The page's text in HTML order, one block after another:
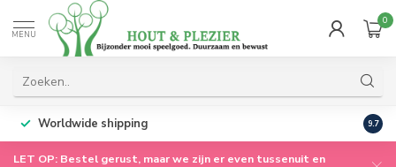
MENU
0
Worldwide shipping 9.7
LET OP: Bestel gerust, maar we zijn er even tussenuit en